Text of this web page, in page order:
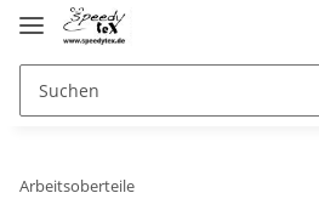
Arbeitsoberteile